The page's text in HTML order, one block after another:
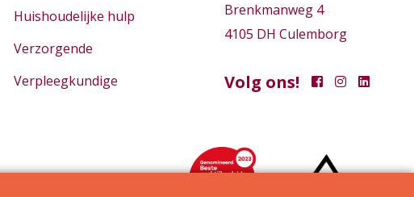
Huishoudelijke hulp
Verzorgende
Verpleegkundige
Brenkmanweg 4
4105 DH Culemborg
Volg ons!